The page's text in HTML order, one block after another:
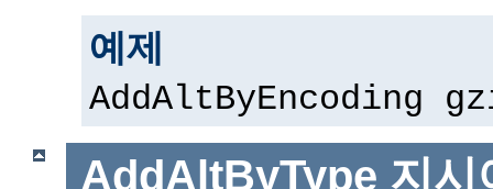
예제
AddAltByEncoding
AddAltByType 지시